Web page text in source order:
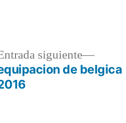
siguiente
Entrada
de belgica